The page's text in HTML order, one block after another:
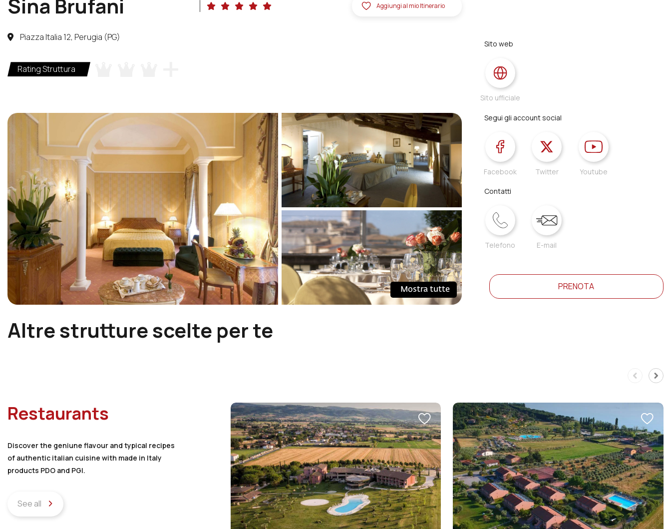
Sina Brufani Aggiungi al mio Itinerario
Piazza Italia 12, Perugia (PG)
Rating Struttura
Mostra tutte
Sito web
Sito ufficiale
Segui gli account social
Facebook Twitter Youtube
Contatti
Telefono E-mail
PRENOTA
Altre strutture scelte per te
Restaurants
Discover the geniune flavour and typical recipes
of authentic italian cuisine with made in Italy
products PDO and PGI.
See all